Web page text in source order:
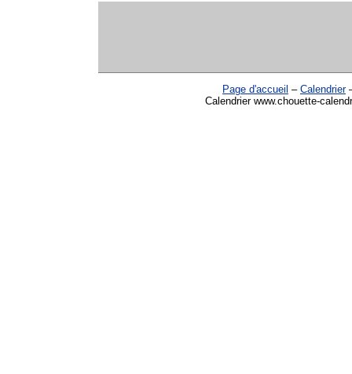
Page d'accueil – Calendrier
Calendrier www.chouette-